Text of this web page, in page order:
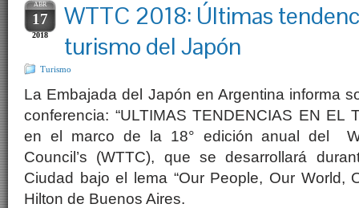
ABR
17
2018
WTTC 2018: Últimas
turismo del Japón
Turismo
La Embajada del Japón en Argentina informa
conferencia: “ULTIMAS TENDENCIAS EN EL
en el marco de la 18° edición anual del
Council’s (WTTC), que se desarrollará
Ciudad bajo el lema “Our People, Our World,
Hilton de Buenos Aires.